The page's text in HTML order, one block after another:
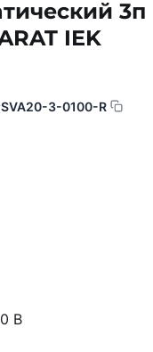
3п
IEK
3-0100-R
В